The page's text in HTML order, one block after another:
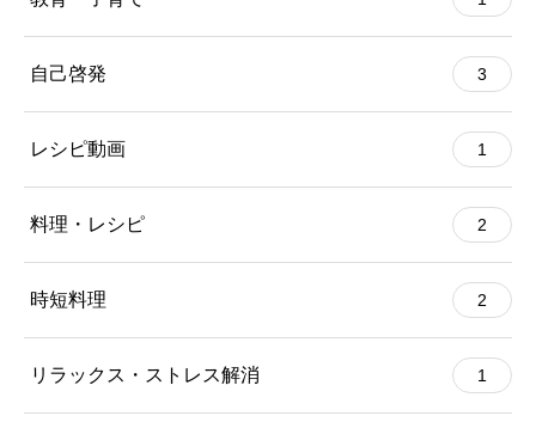
自己啓発 3
レシピ動画 1
料理・レシピ 2
時短料理 2
リラックス・ストレス解消 1